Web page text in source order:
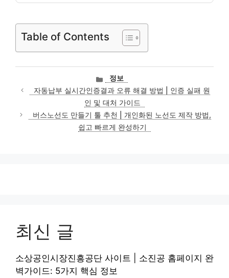
Table of Contents
카
테
고
리
정보
자동납부 실시간인증결과 오류 해결 방법 | 인증 실패 원
인 및 대처 가이드
버스노선도 만들기 툴 추천 | 개인화된 노선도 제작 방법,
쉽고 빠르게 완성하기
최신 글
소상공인시장진흥공단 사이트 | 소진공 홈페이지 완
벽가이드: 5가지 핵심 정보